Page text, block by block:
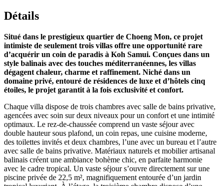
Détails
Situé dans le prestigieux quartier de Choeng Mon, ce projet
intimiste de seulement trois villas offre une opportunité rare
d’acquérir un coin de paradis à Koh Samui. Conçues dans un
style balinais avec des touches méditerranéennes, les villas
dégagent chaleur, charme et raffinement. Niché dans un
domaine privé, entouré de résidences de luxe et d’hôtels cinq
étoiles, le projet garantit à la fois exclusivité et confort.
Chaque villa dispose de trois chambres avec salle de bains privative,
agencées avec soin sur deux niveaux pour un confort et une intimité
optimaux. Le rez-de-chaussée comprend un vaste séjour avec
double hauteur sous plafond, un coin repas, une cuisine moderne,
des toilettes invités et deux chambres, l’une avec un bureau et l’autre
avec salle de bains privative. Matériaux naturels et mobilier artisanal
balinais créent une ambiance bohème chic, en parfaite harmonie
avec le cadre tropical. Un vaste séjour s’ouvre directement sur une
piscine privée de 22,5 m², magnifiquement entourée d’un jardin